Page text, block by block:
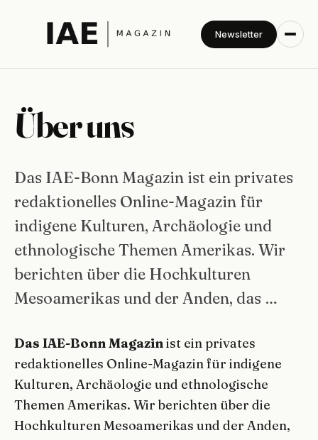
Newsletter
Über uns
Das IAE-Bonn Magazin ist ein privates
redaktionelles Online-Magazin für
indigene Kulturen, Archäologie und
ethnologische Themen Amerikas. Wir
berichten über die Hochkulturen
Mesoamerikas und der Anden, das …
Das IAE-Bonn Magazinist ein privates
redaktionelles Online-Magazin für indigene
Kulturen, Archäologie und ethnologische
Themen Amerikas. Wir berichten über die
Hochkulturen Mesoamerikas und der Anden,